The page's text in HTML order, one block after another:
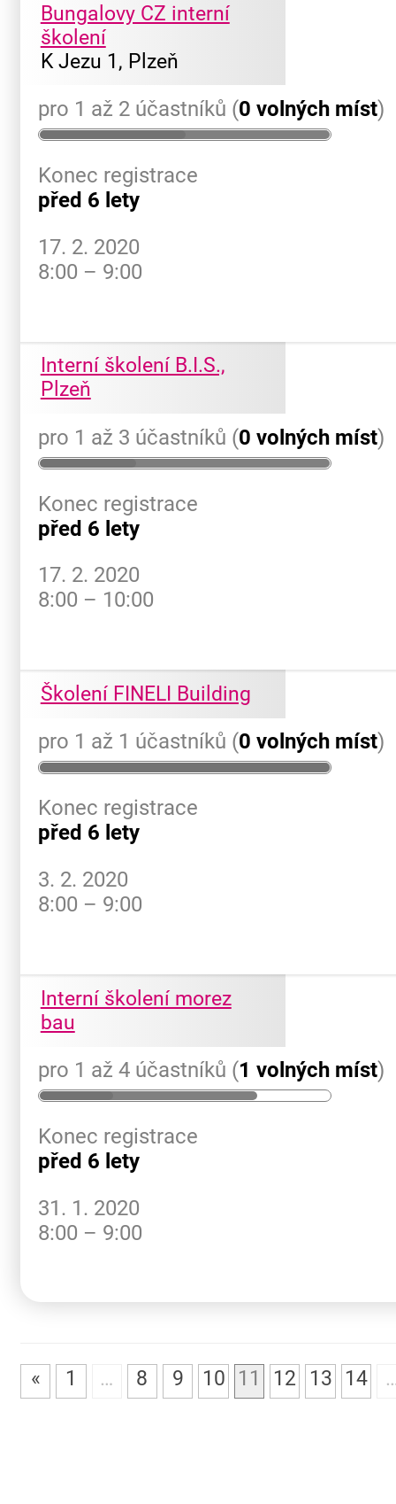
Bungalovy CZ interní
školení
K Jezu 1, Plzeň
pro 1 až 2 účastníků (0 volných míst)
Konec registrace
před 6 lety
17. 2. 2020
8:00 – 9:00
Interní školení B.I.S.,
Plzeň
pro 1 až 3 účastníků (0 volných míst)
Konec registrace
před 6 lety
17. 2. 2020
8:00 – 10:00
Školení FINELI Building
pro 1 až 1 účastníků (0 volných míst)
Konec registrace
před 6 lety
3. 2. 2020
8:00 – 9:00
Interní školení morez
bau
pro 1 až 4 účastníků (1 volných míst)
Konec registrace
před 6 lety
31. 1. 2020
8:00 – 9:00
« 1 … 8 9 10 11 12 13 14